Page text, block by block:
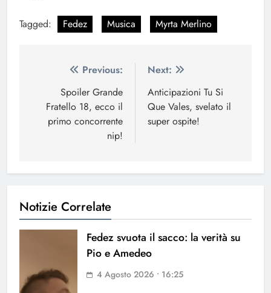
Tagged: Fedez Musica Myrta Merlino
Navigazione
articoli
Previous:
Spoiler Grande
Fratello 18, ecco il
primo concorrente
nip!
Next:
Anticipazioni Tu Si
Que Vales, svelato il
super ospite!
Notizie Correlate
Fedez svuota il sacco: la verità su
Pio e Amedeo
4 Agosto 2026 • 16:25